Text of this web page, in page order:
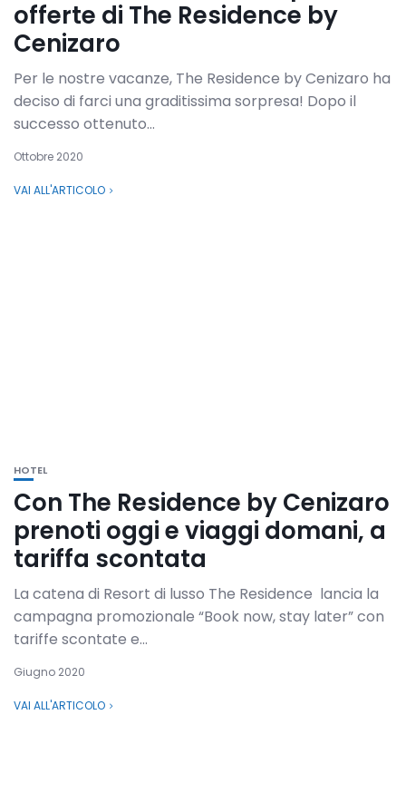
offerte di The Residence by
Cenizaro
Per le nostre vacanze, The Residence by Cenizaro ha
deciso di farci una graditissima sorpresa! Dopo il
successo ottenuto...
Ottobre 2020
VAI ALL'ARTICOLO
HOTEL
Con The Residence by Cenizaro
prenoti oggi e viaggi domani, a
tariffa scontata
La catena di Resort di lusso The Residence lancia la
campagna promozionale “Book now, stay later” con
tariffe scontate e...
Giugno 2020
VAI ALL'ARTICOLO